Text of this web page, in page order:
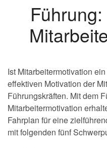
Ist Mitarbeitermotivation
effektiven Motivation der
Führungskräften. Mit dem
Mitarbeitermotivation
Fahrplan für eine
mit folgenden fünf